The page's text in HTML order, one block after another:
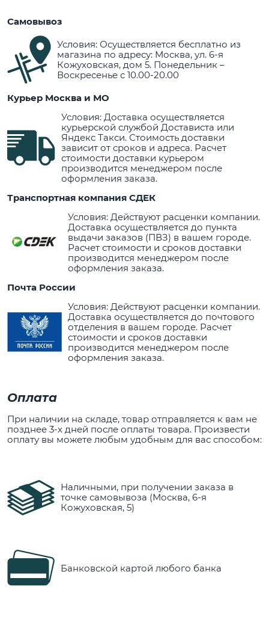
Самовывоз
Условия: Осуществляется бесплатно из
магазина по адресу: Москва, ул. 6-я
Кожуховская, дом 5. Понедельник –
Воскресенье с 10.00-20.00
Курьер Москва и МО
Условия: Доставка осуществляется
курьерской службой Достависта или
Яндекс Такси. Стоимость доставки
зависит от сроков и адреса. Расчет
стоимости доставки курьером
производится менеджером после
оформления заказа.
Транспортная компания СДЕК
Условия: Действуют расценки компании.
Доставка осуществляется до пункта
выдачи заказов (ПВЗ) в вашем городе.
Расчет стоимости и сроков доставки
производится менеджером после
оформления заказа.
Почта России
Условия: Действуют расценки компании.
Доставка осуществляется до почтового
отделения в вашем городе. Расчет
стоимости и сроков доставки
производится менеджером после
оформления заказа.
Оплата
При наличии на складе, товар отправляется к вам не
позднее 3-х дней после оплаты товара. Произвести
оплату вы можете любым удобным для вас способом:
Наличными, при получении заказа в
точке самовывоза (Москва, 6-я
Кожуховская, 5)
Банковской картой любого банка